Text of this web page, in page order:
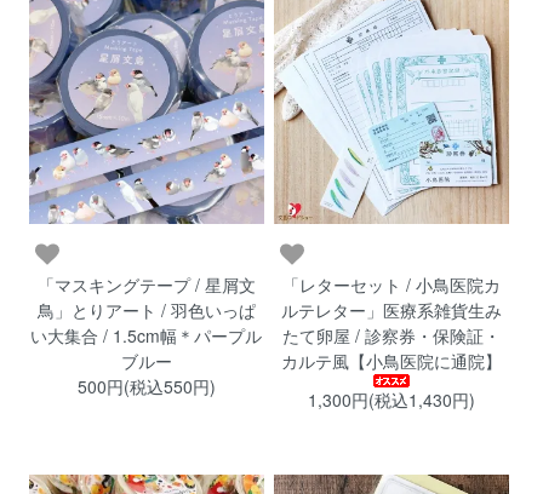
「マスキングテープ / 星屑文
鳥」とりアート / 羽色いっぱ
い大集合 / 1.5cm幅＊パープル
ブルー
500円(税込550円)
「レターセット / 小鳥医院カ
ルテレター」医療系雑貨生み
たて卵屋 / 診察券・保険証・
カルテ風【小鳥医院に通院】
1,300円(税込1,430円)